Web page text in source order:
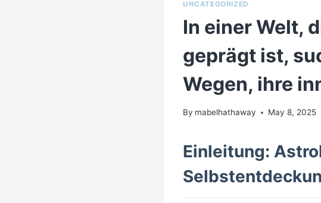
UNCATEGORIZED
In einer Welt,
geprägt ist,
Wegen, ihre
By mabelhathaway May 8, 2025
Einleitung: